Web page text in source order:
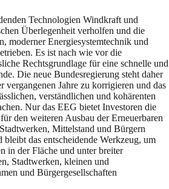
Technologien Windkraft und
Überlegenheit verholfen und die
moderner Energiesystemtechnik und
Es ist nach wie vor die
Rechtsgrundlage für eine schnelle und
Die neue Bundesregierung steht daher
vergangenen Jahre zu korrigieren und das
verständlichen und kohärenten
Nur das EEG bietet Investoren die
den weiteren Ausbau der Erneuerbaren
Mittelstand und Bürgern
das entscheidende Werkzeug, um
in der Fläche und unter breiter
Stadtwerken, kleinen und
und Bürgergesellschaften